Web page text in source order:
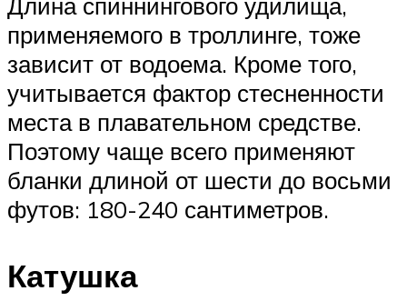
применяемого в троллинге, тоже
зависит от водоема. Кроме того,
учитывается фактор стесненности
места в плавательном средстве.
Поэтому чаще всего применяют
бланки длиной от шести до восьми
футов: 180-240 сантиметров.
Катушка